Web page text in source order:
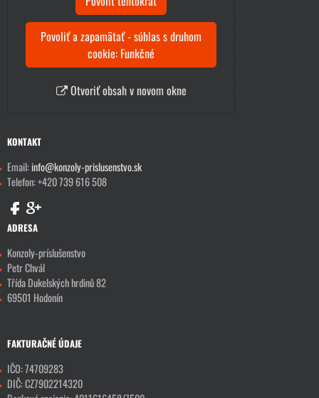
Povoliť a zapamätať - súhlas s druhom
cookie: Funkčné
Otvoriť obsah v novom okne
KONTAKT
Email:info@konzoly-prislusenstvo.sk
Telefon: +420 739 616 508
ADRESA
Konzoly-príslušenstvo
Petr Chvál
Třída Dukelských hrdinů 82
69501 Hodonín
FAKTURAČNÉ ÚDAJE
IČO: 74709283
DIČ: CZ7902214320